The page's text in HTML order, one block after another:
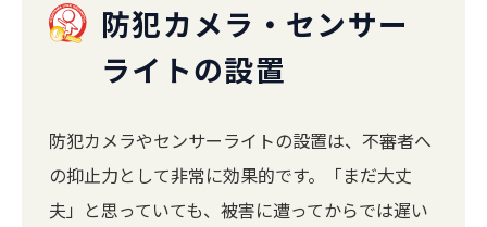
防犯カメラ・センサー
ライトの設置
防犯カメラやセンサーライトの設置は、不審者へ
の抑止力として非常に効果的です。「まだ大丈
夫」と思っていても、被害に遭ってからでは遅い